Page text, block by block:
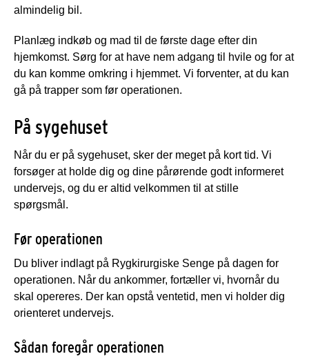
almindelig bil.
Planlæg indkøb og mad til de første dage efter din
hjemkomst. Sørg for at have nem adgang til hvile og for at
du kan komme omkring i hjemmet. Vi forventer, at du kan
gå på trapper som før operationen.
På sygehuset
Når du er på sygehuset, sker der meget på kort tid. Vi
forsøger at holde dig og dine pårørende godt informeret
undervejs, og du er altid velkommen til at stille
spørgsmål.
Før operationen
Du bliver indlagt på Rygkirurgiske Senge på dagen for
operationen. Når du ankommer, fortæller vi, hvornår du
skal opereres. Der kan opstå ventetid, men vi holder dig
orienteret undervejs.
Sådan foregår operationen